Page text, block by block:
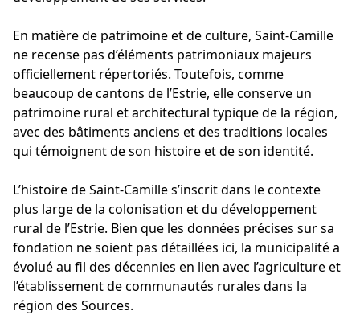
En matière de patrimoine et de culture, Saint-Camille
ne recense pas d’éléments patrimoniaux majeurs
officiellement répertoriés. Toutefois, comme
beaucoup de cantons de l’Estrie, elle conserve un
patrimoine rural et architectural typique de la région,
avec des bâtiments anciens et des traditions locales
qui témoignent de son histoire et de son identité.
L’histoire de Saint-Camille s’inscrit dans le contexte
plus large de la colonisation et du développement
rural de l’Estrie. Bien que les données précises sur sa
fondation ne soient pas détaillées ici, la municipalité a
évolué au fil des décennies en lien avec l’agriculture et
l’établissement de communautés rurales dans la
région des Sources.